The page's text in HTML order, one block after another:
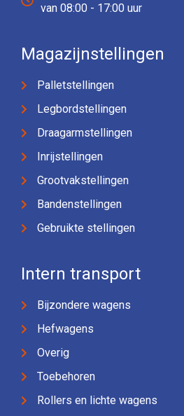
van 08:00 - 17:00 uur
Magazijnstellingen
Palletstellingen
Legbordstellingen
Draagarmstellingen
Inrijstellingen
Grootvakstellingen
Bandenstellingen
Gebruikte stellingen
Intern transport
Bijzondere wagens
Hefwagens
Overig
Toebehoren
Rollers en lichte wagens